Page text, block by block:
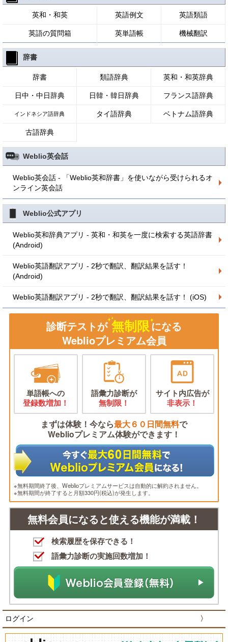
英和・和英 英語例文 英語類語
英語の質問箱 英単語帳 機械翻訳
辞書
辞書 類語辞典 英和・和英辞典
日中・中日辞典 日韓・韓日辞典 フランス語辞典
インドネシア語辞典 タイ語辞典 ベトナム語辞典
古語辞典
Weblio英会話
Weblio英会話 - 「Weblio英和辞書」を使いながら受けられるオ
ンライン英会話
Weblio公式アプリ
Weblio英和辞典アプリ - 英和・和英を一度に検索する英語辞書
(Android)
Weblio英語翻訳アプリ - 2秒で翻訳、翻訳結果を話す！
(Android)
Weblio英語翻訳アプリ - 2秒で翻訳、翻訳結果を話す！ (iOS)
診断テストが 無制限になる
Weblioプレミアム会員
単語帳への
登録数増加！
語彙力診断が
無制限！
サイト内広告が
非表示！
まずは体験！今なら最大６０日間無料で
Weblioプレミアム体験ができます！
※無料期間終了後、Weblioプレミアムサービスは自動的に解約されません。
※無料期間が終了すると月額330円(税込)が発生します。
無料会員になると使える機能が満載！
検索履歴を保存できる！
語彙力診断の実施回数増加！
ログイン 〉